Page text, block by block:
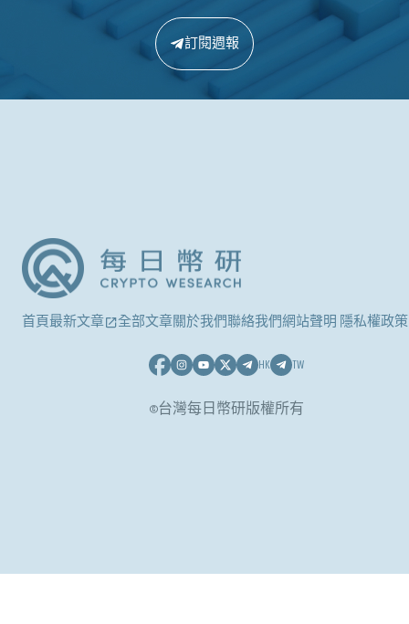
訂閱週報
首頁最新文章 全部文章關於我們聯絡我們網站聲明 隱私權政策
HK TW
©台灣每日幣研版權所有